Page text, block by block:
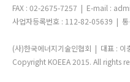
FAX : 02-2675-7257 | E-mail :
사업자등록번호 : 112-82-05639 |
(사)한국에너지기술인협회 | 대표 : 이
Copyright KOEEA 2015. All rights